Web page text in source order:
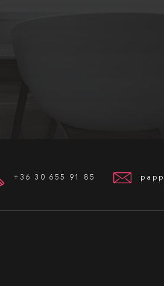
Weboldalunkon
+36 30 655 91 85